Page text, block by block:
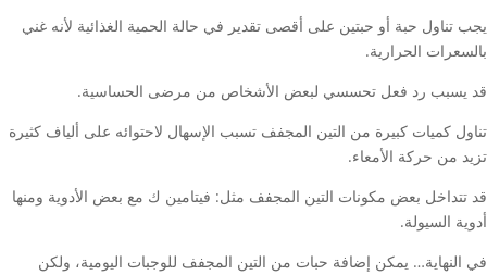
يجب تناول حبة أو حبتين على أقصى تقدير في حالة الحمية الغذائية لأنه غني
بالسعرات الحرارية.
قد يسبب رد فعل تحسسي لبعض الأشخاص من مرضى الحساسية.
تناول كميات كبيرة من التين المجفف تسبب الإسهال لاحتوائه على ألياف كثيرة
تزيد من حركة الأمعاء.
قد تتداخل بعض مكونات التين المجفف مثل: فيتامين ك مع بعض الأدوية ومنها
أدوية السيولة.
في النهاية… يمكن إضافة حبات من التين المجفف للوجبات اليومية، ولكن